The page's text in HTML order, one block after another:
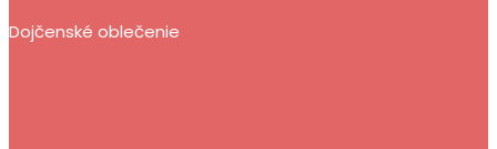
Dojčenské oblečenie